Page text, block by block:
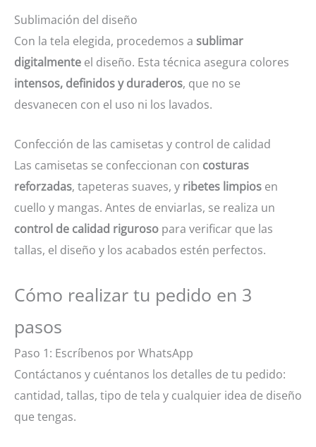
Sublimación del diseño
Con la tela elegida, procedemos a sublimar
digitalmente el diseño. Esta técnica asegura colores
intensos, definidos y duraderos, que no se
desvanecen con el uso ni los lavados.
Confección de las camisetas y control de calidad
Las camisetas se confeccionan con costuras
reforzadas, tapeteras suaves, y ribetes limpios en
cuello y mangas. Antes de enviarlas, se realiza un
control de calidad riguroso para verificar que las
tallas, el diseño y los acabados estén perfectos.
Cómo realizar tu pedido en 3
pasos
Paso 1: Escríbenos por WhatsApp
Contáctanos y cuéntanos los detalles de tu pedido:
cantidad, tallas, tipo de tela y cualquier idea de diseño
que tengas.